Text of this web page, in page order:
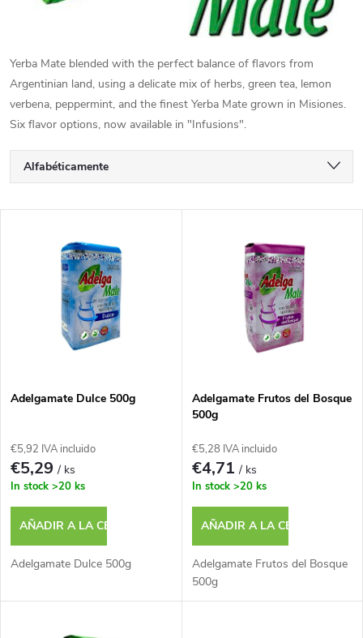
Yerba Mate blended with the perfect balance of flavors from
Argentinian land, using a delicate mix of herbs, green tea, lemon
verbena, peppermint, and the finest Yerba Mate grown in Misiones.
Six flavor options, now available in "Infusions".
C
l
i
c
a
c
i
ó
Alfabéticamente
Los más vendidos
a
e
p
r
o
Adelgamate Dulce 500g
€5,92 IVA incluido
€5,29/ ks
In stock >20 ks
AÑADIR A LA CESTA
Adelgamate Dulce 500g
Adelgamate Frutos del Bosque
500g
€5,28 IVA incluido
€4,71/ ks
In stock >20 ks
AÑADIR A LA CESTA
Adelgamate Frutos del Bosque
500g